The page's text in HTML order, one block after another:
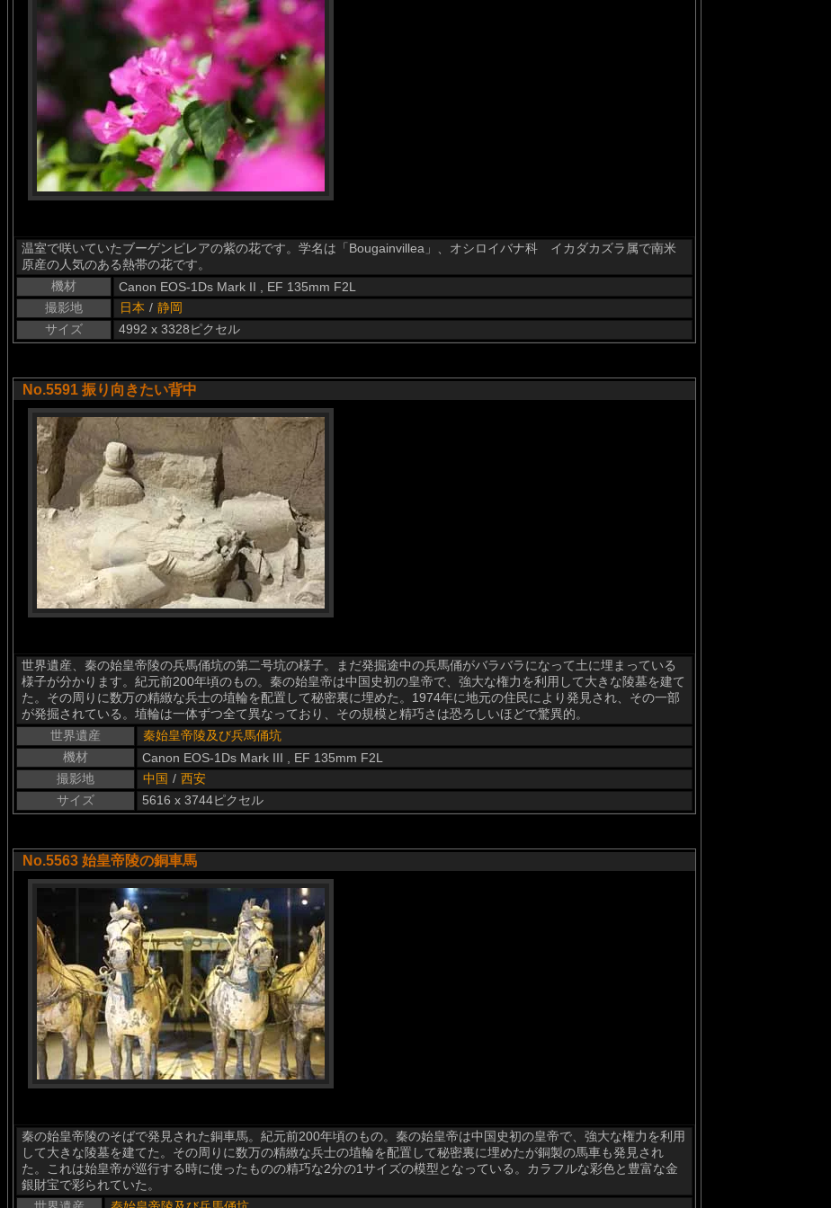
温室で咲いていたブーゲンビレアの紫の花です。学名は「Bougainvillea」、オシロイバナ科 イカダカズラ属で南米
原産の人気のある熱帯の花です。
機材
Canon EOS-1Ds Mark II , EF 135mm F2L
撮影地
日本 / 静岡
サイズ
4992 x 3328ピクセル
No.5591 振り向きたい背中
世界遺産、秦の始皇帝陵の兵馬俑坑の第二号坑の様子。まだ発掘途中の兵馬俑がバラバラになって土に埋まっている
様子が分かります。紀元前200年頃のもの。秦の始皇帝は中国史初の皇帝で、強大な権力を利用して大きな陵墓を建て
た。その周りに数万の精緻な兵士の埴輪を配置して秘密裏に埋めた。1974年に地元の住民により発見され、その一部
が発掘されている。埴輪は一体ずつ全て異なっており、その規模と精巧さは恐ろしいほどで驚異的。
世界遺産
秦始皇帝陵及び兵馬俑坑
機材
Canon EOS-1Ds Mark III , EF 135mm F2L
撮影地
中国 / 西安
サイズ
5616 x 3744ピクセル
No.5563 始皇帝陵の銅車馬
秦の始皇帝陵のそばで発見された銅車馬。紀元前200年頃のもの。秦の始皇帝は中国史初の皇帝で、強大な権力を利用
して大きな陵墓を建てた。その周りに数万の精緻な兵士の埴輪を配置して秘密裏に埋めたが銅製の馬車も発見され
た。これは始皇帝が巡行する時に使ったものの精巧な2分の1サイズの模型となっている。カラフルな彩色と豊富な金
銀財宝で彩られていた。